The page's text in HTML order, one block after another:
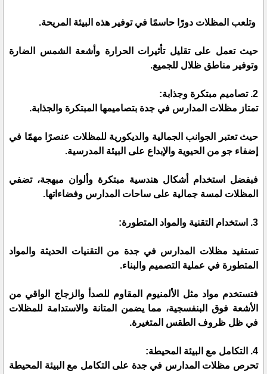
وتلعب المظلات دورًا حاسمًا في توفير هذه البيئة المريحة.
حيث تعمل على تقليل تأثيرات الحرارة وأشعة الشمس الضارة
وتوفير مناطق ظلال للجميع.
2. تصاميم مبتكرة وجذابة:
تمتاز مظلات المدارس في جدة بتصاميمها المبتكرة والجذابة.
حيث تعتبر الجوانب الجمالية والديكورية للمظلات عنصرًا مهمًا في
إضفاء جو من الحيوية والإبداع على البيئة المدرسية.
فبفضل استخدام أشكال هندسية مبتكرة وألوان مبهجة، تضفي
المظلات لمسة جمالية على ساحات المدارس وفضاءاتها.
3. استخدام التقنية والمواد المتطورة:
تستفيد مظلات المدارس في جدة من التقنيات الحديثة والمواد
المتطورة في عملية التصميم والبناء.
فتستخدم مواد مثل الألمنيوم المقاوم للصدأ والزجاج الواقي من
الأشعة فوق البنفسجية، مما يضمن المتانة والاستدامة للمظلات
في ظل ظروف الطقس المتغيرة.
4. التكامل مع البيئة المحيطة:
تحرص مظلات المدارس في جدة على التكامل مع البيئة المحيطة